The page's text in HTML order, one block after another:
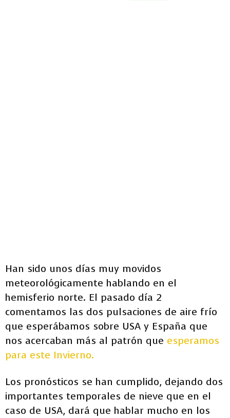
Han sido unos días muy movidos
meteorológicamente hablando en el
hemisferio norte. El pasado día 2
comentamos las dos pulsaciones de aire frío
que esperábamos sobre USA y España que
nos acercaban más al patrón que esperamos
para este Invierno.
Los pronósticos se han cumplido, dejando dos
importantes temporales de nieve que en el
caso de USA, dará que hablar mucho en los